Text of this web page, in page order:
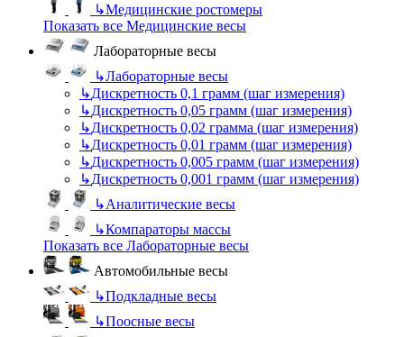
↳Медицинские ростомеры
Показать все Медицинские весы
Лабораторные весы
↳Лабораторные весы
↳Дискретность 0,1 грамм (шаг измерения)
↳Дискретность 0,05 грамм (шаг измерения)
↳Дискретность 0,02 грамма (шаг измерения)
↳Дискретность 0,01 грамм (шаг измерения)
↳Дискретность 0,005 грамм (шаг измерения)
↳Дискретность 0,001 грамм (шаг измерения)
↳Аналитические весы
↳Компараторы массы
Показать все Лабораторные весы
Автомобильные весы
↳Подкладные весы
↳Поосные весы